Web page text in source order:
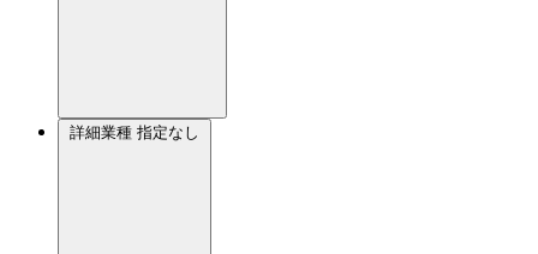
詳細業種 指定なし